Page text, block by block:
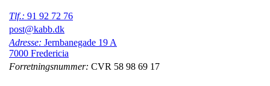
Tlf.: 91 92 72 76
post@kabb.dk
Adresse: Jernbanegade 19 A
7000 Fredericia
Forretningsnummer: CVR 58 98 69 17